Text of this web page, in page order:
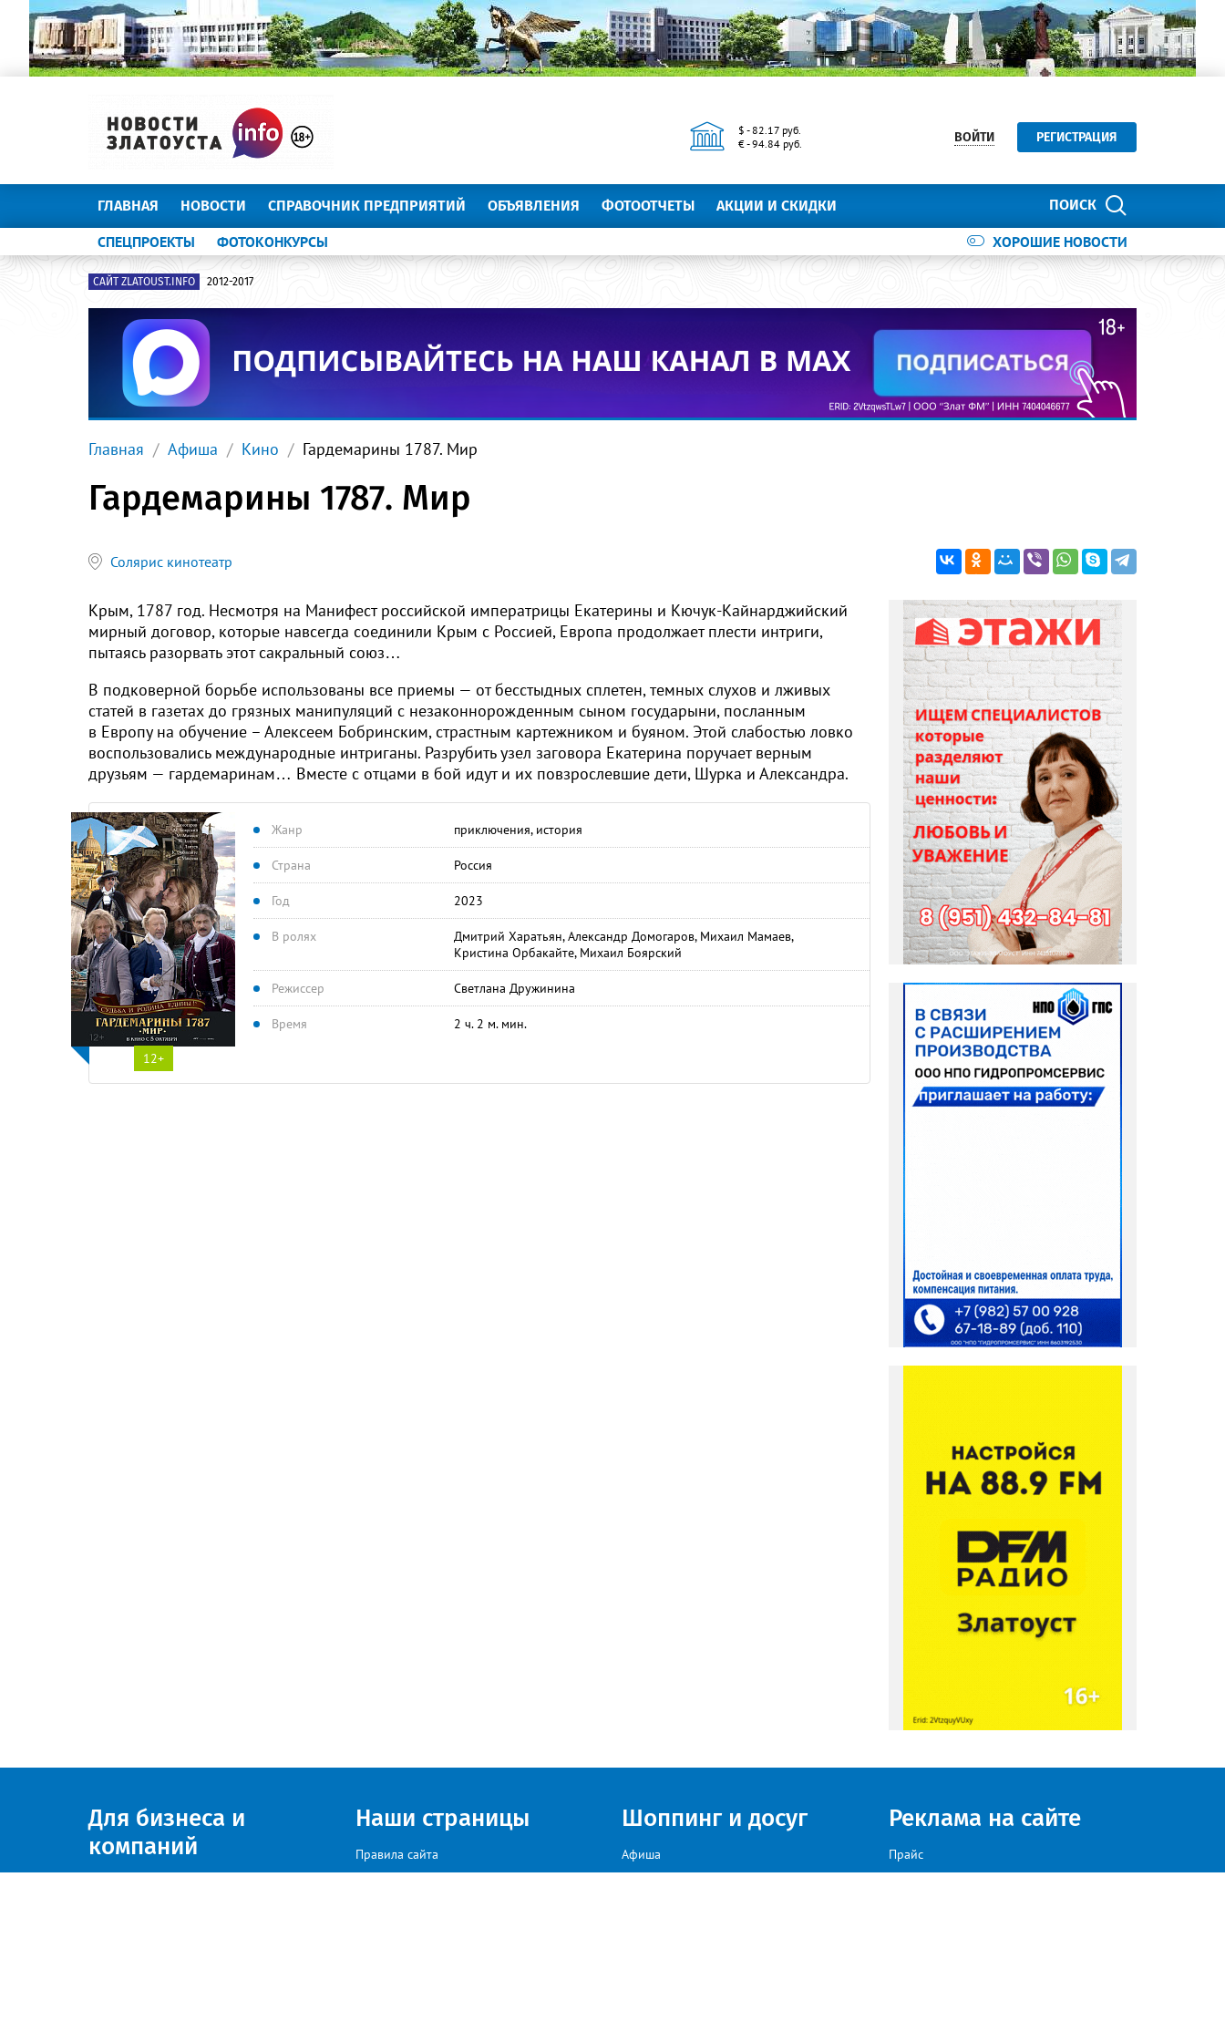
$ - 82.17 руб.
€ - 94.84 руб.
ВОЙТИ РЕГИСТРАЦИЯ
ПОИСК
ГЛАВНАЯ НОВОСТИ СПРАВОЧНИК ПРЕДПРИЯТИЙ ОБЪЯВЛЕНИЯ ФОТООТЧЕТЫ АКЦИИ И СКИДКИ
ХОРОШИЕ НОВОСТИ
СПЕЦПРОЕКТЫ ФОТОКОНКУРСЫ
САЙТ ZLATOUST.INFO 2012-2017
Главная Афиша Кино Гардемарины 1787. Мир
Гардемарины 1787. Мир
Солярис кинотеатр
Крым, 1787 год. Несмотря на Манифест российской императрицы Екатерины и Кючук-Кайнарджийский
мирный договор, которые навсегда соединили Крым с Россией, Европа продолжает плести интриги,
пытаясь разорвать этот сакральный союз…
В подковерной борьбе использованы все приемы — от бесстыдных сплетен, темных слухов и лживых
статей в газетах до грязных манипуляций с незаконнорожденным сыном государыни, посланным
в Европу на обучение – Алексеем Бобринским, страстным картежником и буяном. Этой слабостью ловко
воспользовались международные интриганы. Разрубить узел заговора Екатерина поручает верным
друзьям — гардемаринам… Вместе с отцами в бой идут и их повзрослевшие дети, Шурка и Александра.
12+
Жанр приключения, история
Страна Россия
Год 2023
В ролях
Дмитрий Харатьян, Александр Домогаров, Михаил Мамаев,
Кристина Орбакайте, Михаил Боярский
Режиссер Светлана Дружинина
Время 2 ч. 2 м. мин.
Для бизнеса и
компаний
Наши страницы
Правила сайта
Шоппинг и досуг
Афиша
Реклама на сайте
Прайс